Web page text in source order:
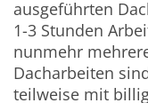
ausgeführten
1-3 Stunden
nunmehr
Dacharbeiten
teilweise mit